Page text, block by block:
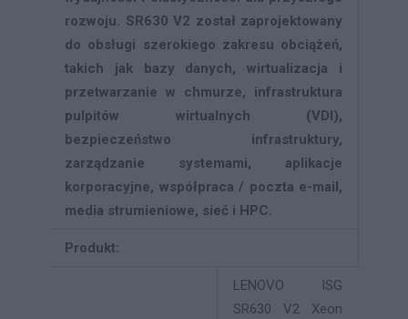
rozwoju. SR630 V2 został zaprojektowany
do obsługi szerokiego zakresu obciążeń,
takich jak bazy danych, wirtualizacja i
przetwarzanie w chmurze, infrastruktura
pulpitów wirtualnych (VDI),
bezpieczeństwo infrastruktury,
zarządzanie systemami, aplikacje
korporacyjne, współpraca / poczta e-mail,
media strumieniowe, sieć i HPC.
Produkt:
LENOVO ISG
SR630 V2 Xeon